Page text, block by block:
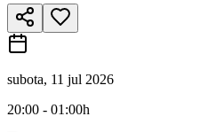
subota, 11 jul 2026
20:00 - 01:00h